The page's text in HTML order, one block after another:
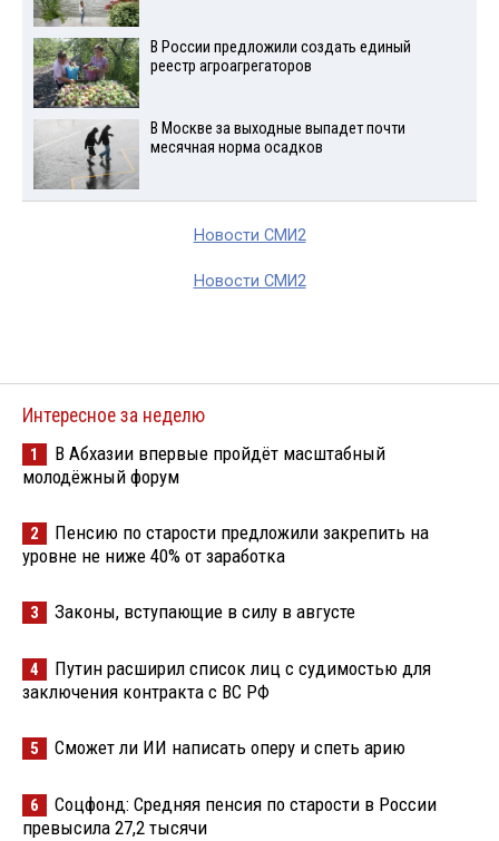
В России предложили создать единый
реестр агроагрегаторов
В Москве за выходные выпадет почти
месячная норма осадков
Новости СМИ2
Новости СМИ2
Интересное за неделю
1
В Абхазии впервые пройдёт масштабный
молодёжный форум
2
Пенсию по старости предложили закрепить на
уровне не ниже 40% от заработка
3 Законы, вступающие в силу в августе
4
Путин расширил список лиц с судимостью для
заключения контракта с ВС РФ
5 Сможет ли ИИ написать оперу и спеть арию
6
Соцфонд: Средняя пенсия по старости в России
превысила 27,2 тысячи